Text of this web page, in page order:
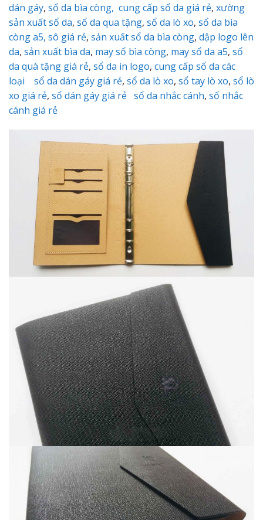
dán gáy, sổ da bìa còng, cung cấp sổ da giá rẻ, xường
sản xuất sổ da, sổ da qua tặng, sổ da lò xo, sổ da bìa
còng a5, sô giá rẻ, sản xuất sổ da bìa còng, dập logo lên
da, sản xuất bìa da, may sổ bìa còng, may sổ da a5, sổ
da quà tặng giá rẻ, sổ da in logo, cung cấp sổ da các
loại
sổ da dán gáy giá rẻ, sổ da lò xo, sổ tay lò xo, sổ lò
xo giá rẻ, sổ dán gáy giá rẻ sổ da nhắc cánh, sổ nhắc
cánh giá rẻ